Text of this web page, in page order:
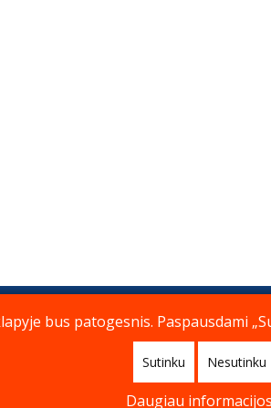
Archyvas
bus patogesnis. Paspausdami
Sutinku Nesutinku
Daugiau informacijos